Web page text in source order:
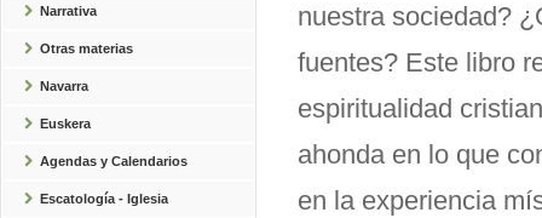
Narrativa
Otras materias
Navarra
Euskera
Agendas y Calendarios
Escatología - Iglesia
nuestra sociedad?
fuentes? Este libro
espiritualidad
ahonda en lo que
en la experiencia